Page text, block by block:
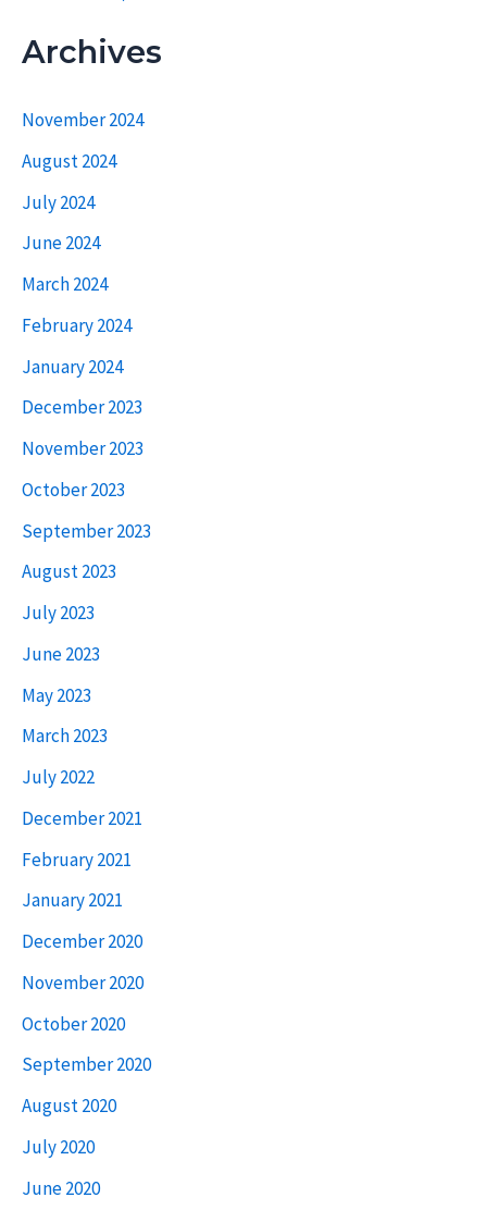
Archives
November 2024
August 2024
July 2024
June 2024
March 2024
February 2024
January 2024
December 2023
November 2023
October 2023
September 2023
August 2023
July 2023
June 2023
May 2023
March 2023
July 2022
December 2021
February 2021
January 2021
December 2020
November 2020
October 2020
September 2020
August 2020
July 2020
June 2020